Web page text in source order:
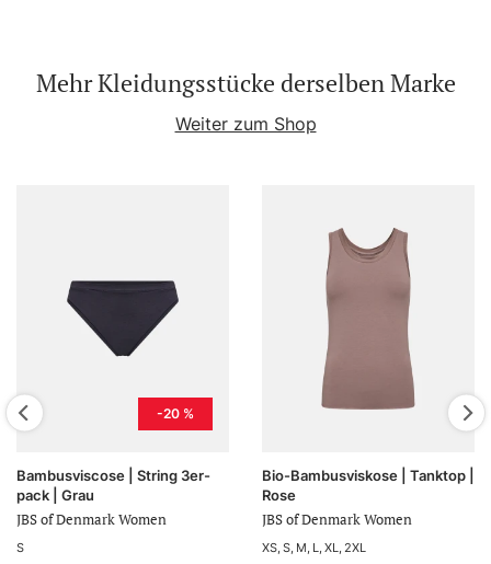
Mehr Kleidungsstücke derselben Marke
Weiter zum Shop
-20 %
Bambusviscose | String 3er-
pack | Grau
JBS of Denmark Women
S
Bio-Bambusviskose | Tanktop |
Rose
JBS of Denmark Women
XS S M L XL 2XL